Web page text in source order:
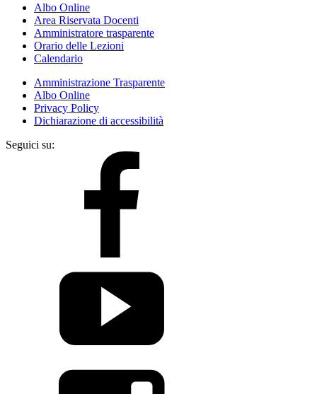
Albo Online
Area Riservata Docenti
Amministratore trasparente
Orario delle Lezioni
Calendario
Amministrazione Trasparente
Albo Online
Privacy Policy
Dichiarazione di accessibilità
Seguici su: